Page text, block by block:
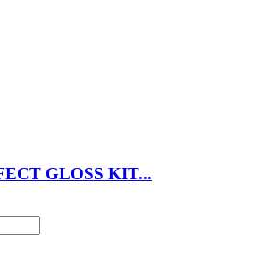
GLOSS KIT...